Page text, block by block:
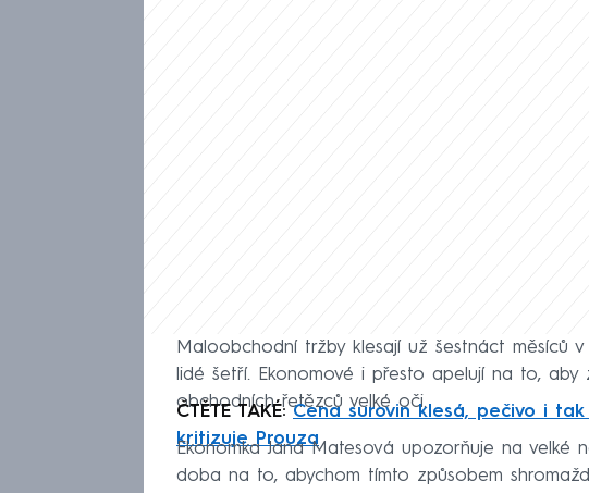
Maloobchodní tržby klesají už šestnáct měsíců
lidé šetří. Ekonomové i přesto apelují na to, aby
obchodních řetězců velké oči.
ČTĚTE TAKÉ:Cena surovin klesá, pečivo i
kritizuje Prouza
Ekonomka Jana Matesová upozorňuje na velké
doba na to, abychom tímto způsobem